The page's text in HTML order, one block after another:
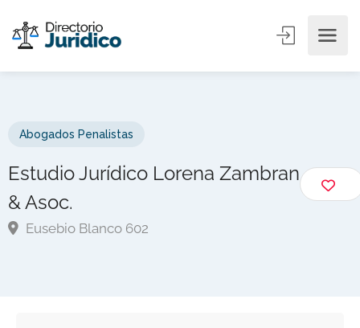
Abogados Penalistas
Estudio Jurídico Lorena Zambran
& Asoc.
Eusebio Blanco 602